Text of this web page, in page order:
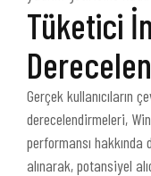
Tüketici
Gerçek kullanıcıların
derecelendirmeleri,
performansı
alınarak, potansiyel